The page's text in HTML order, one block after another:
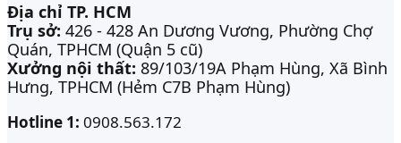
Địa chỉ TP. HCM
Trụ sở: 426 - 428 An Dương Vương, Phường Chợ
Quán, TPHCM (Quận 5 cũ)
Xưởng nội thất: 89/103/19A Phạm Hùng, Xã Bình
Hưng, TPHCM (Hẻm C7B Phạm Hùng)
Hotline 1: 0908.563.172